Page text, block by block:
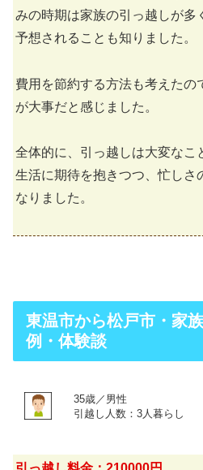
みの時期は家族の引っ越しが多
予想されることも知りました。
費用を節約する方法も考えたの
が大事だと感じました。
全体的に、引っ越しは大変なこ
生活に期待を抱きつつ、忙しさ
なりました。
東温市から松戸市・家
例・体験談
35歳／男性
引越し人数：3人暮らし